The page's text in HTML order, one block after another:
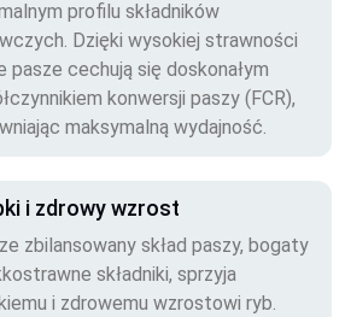
profilu składników
Dzięki wysokiej strawności
pasze cechują się doskonałym
konwersji paszy (FCR),
maksymalną wydajność.
i zdrowy wzrost
zbilansowany skład paszy, bogaty
składniki, sprzyja
i zdrowemu wzrostowi ryb.